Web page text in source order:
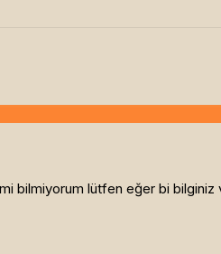
bilmiyorum lütfen eğer bi bilginiz